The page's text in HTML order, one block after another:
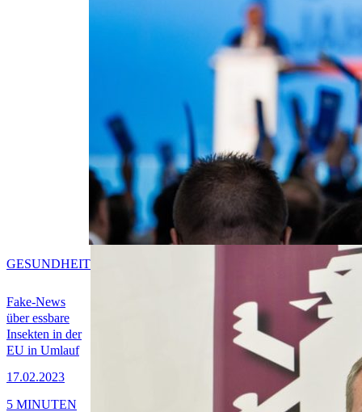
Fake-News
über essbare
Insekten in der
EU in Umlauf
17.02.2023
GESUNDHEIT
5 MINUTEN